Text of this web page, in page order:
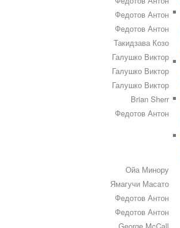
Федотов Антон
Федотов Антон
Такидзава Козо
Галушко Виктор
Галушко Виктор
Галушко Виктор
Brian Sherr
Федотов Антон
Ойа Минору
Ямагучи Масато
Федотов Антон
Федотов Антон